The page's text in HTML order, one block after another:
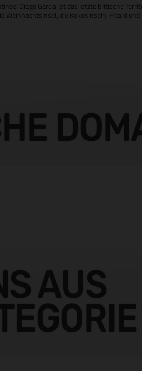
Diego Garcia ist das letzte britische
Weihnachtsinsel, die Kokosinseln, Heard
AUS